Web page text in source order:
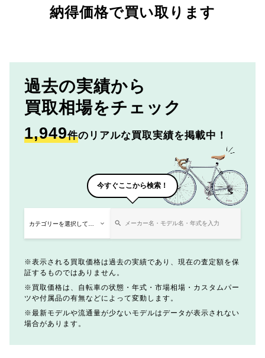
納得価格で買い取ります
過去の実績から
買取相場をチェック
1,949件のリアルな買取実績を掲載中！
今すぐここから検索！
表示される買取価格は過去の実績であり、現在の査定額を保
証するものではありません。
買取価格は、自転車の状態・年式・市場相場・カスタムパー
ツや付属品の有無などによって変動します。
最新モデルや流通量が少ないモデルはデータが表示されない
場合があります。